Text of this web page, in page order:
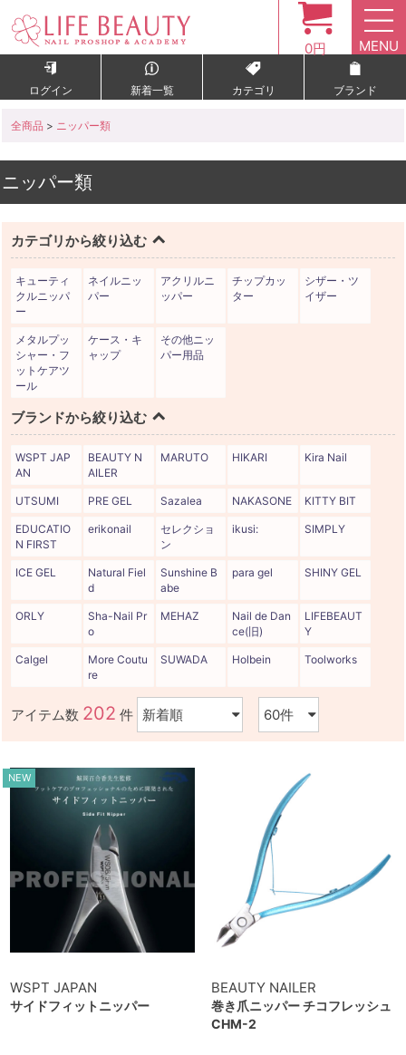
0円 MENU
ログイン 新着一覧 カテゴリ ブランド
全商品 > ニッパー類
ニッパー類
カテゴリから絞り込む
キューティ
クルニッパ
ー
ネイルニッ
パー
アクリルニ
ッパー
チップカッ
ター
シザー・ツ
イザー
メタルプッ
シャー・フ
ットケアツ
ール
ケース・キ
ャップ
その他ニッ
パー用品
ブランドから絞り込む
WSPT JAP
AN
BEAUTY N
AILER
MARUTO HIKARI Kira Nail
UTSUMI PRE GEL Sazalea NAKASONE KITTY BIT
EDUCATIO
N FIRST
erikonail
セレクショ
ン
ikusi: SIMPLY
ICE GEL
Natural Fiel
d
Sunshine B
abe
para gel SHINY GEL
ORLY
Sha-Nail Pr
o
MEHAZ
Nail de Dan
ce(旧)
LIFEBEAUT
Y
Calgel
More Coutu
re
SUWADA Holbein Toolworks
アイテム数 202 件
NEW
WSPT JAPAN
サイドフィットニッパー
BEAUTY NAILER
巻き爪ニッパー チコフレッシュ
CHM-2